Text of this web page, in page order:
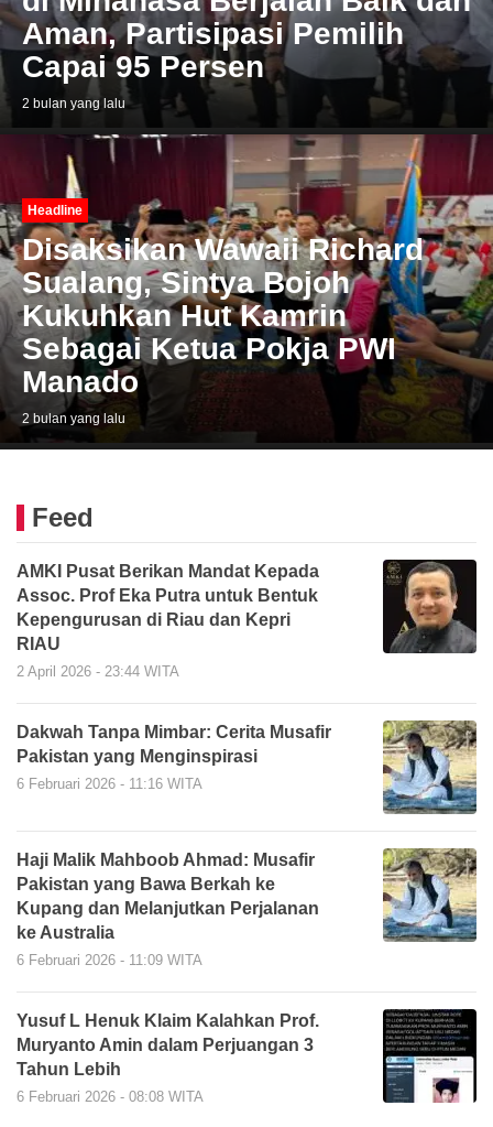
Aman, Partisipasi Pemilih
Capai 95 Persen
2 bulan yang lalu
Headline
Disaksikan Wawaii Richard
Sualang, Sintya Bojoh
Kukuhkan Hut Kamrin
Sebagai Ketua Pokja PWI
Manado
2 bulan yang lalu
Feed
AMKI Pusat Berikan Mandat Kepada
Assoc. Prof Eka Putra untuk Bentuk
Kepengurusan di Riau dan Kepri
RIAU
2 April 2026 - 23:44 WITA
Dakwah Tanpa Mimbar: Cerita Musafir
Pakistan yang Menginspirasi
6 Februari 2026 - 11:16 WITA
Haji Malik Mahboob Ahmad: Musafir
Pakistan yang Bawa Berkah ke
Kupang dan Melanjutkan Perjalanan
ke Australia
6 Februari 2026 - 11:09 WITA
Yusuf L Henuk Klaim Kalahkan Prof.
Muryanto Amin dalam Perjuangan 3
Tahun Lebih
6 Februari 2026 - 08:08 WITA